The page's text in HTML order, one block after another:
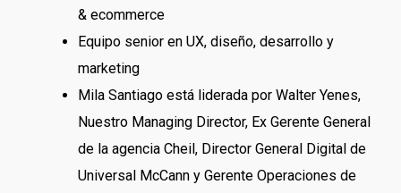
& ecommerce
Equipo senior en UX, diseño, desarrollo y
marketing
Mila Santiago está liderada por Walter Yenes,
Nuestro Managing Director, Ex Gerente General
de la agencia Cheil, Director General Digital de
Universal McCann y Gerente Operaciones de